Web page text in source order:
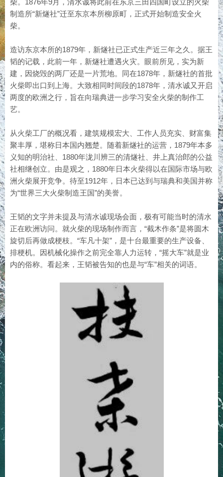
柴。1876年9月，清水诚将此前在东京三田四国町设立的火柴
制造所“新燧社”迁至东京本所柳原町，正式开始制造安全火
柴。
造访东京本所的1879年，新燧社已正式生产近三年之久。据王
韬的记载，此前一年，新燧社遭遇火灾。眼前所见，实为新
建，因烧毁的两厂还是一片荒地。同在1878年，新燧社的首批
火柴即出口到上海。大致相同时间段的1878年，清水诚又开启
两度的欧洲之行，旨在向瑞典进一步学习安全火柴的制作工
艺。
从火柴工厂的概况看，建筑规模宏大、工作人员充实、财富集
聚丰厚，堪称日本国内翘楚。随着新燧社的运营，1879年本多
义知的明治社、1880年泷川辨三的清燧社、井上真治郎的公益
社相继创立。由是观之，1880年日本火柴得以在国际市场与欧
洲火柴展开竞争。待至1912年，日本已达到与瑞典和美国并称
为“世界三大火柴制造王国”的美誉。
王韬的文字并未提及与清水诚现场会面，极有可能当时的清水
正在欧洲访问。就火柴的现场制作而言，“截木作条”是将圆木
旋切后再做成梗枝。“车凡十架”，是十台最重要的生产设备、
排梗机。因机械化操作之前完全靠人力运转，“摇大车”就是业
内的俗称。看起来，王韬被告知的也是与“车”相关的词语。